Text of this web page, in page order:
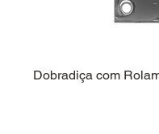
Dobradiça com